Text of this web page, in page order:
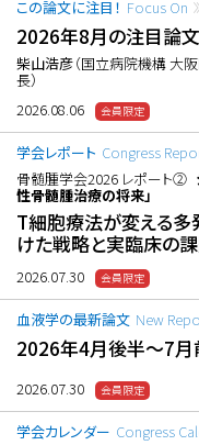
この論文に注目！ Focus On
2026年8月の注目論文
柴山浩彦（国立病院機構 大
長）
2026.08.06
学会レポート Congress
骨髄腫学会2026 レポート②
性骨髄腫治療の将来」
T細胞療法が変える
けた戦略と実臨床の
2026.07.30
血液学の最新論文 New
2026年4月後半〜7月
2026.07.30
学会カレンダー Congress